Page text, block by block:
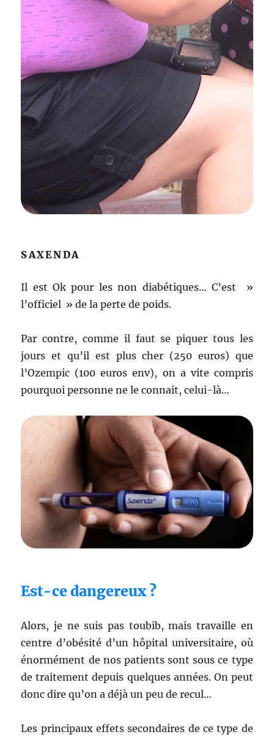
SAXENDA
Il est Ok pour les non diabétiques… C’est »
l’officiel » de la perte de poids.
Par contre, comme il faut se piquer tous les
jours et qu’il est plus cher (250 euros) que
l’Ozempic (100 euros env), on a vite compris
pourquoi personne ne le connait, celui-là…
Est-ce dangereux ?
Alors, je ne suis pas toubib, mais travaille en
centre d’obésité d’un hôpital universitaire, où
énormément de nos patients sont sous ce type
de traitement depuis quelques années. On peut
donc dire qu’on a déjà un peu de recul…
Les principaux effets secondaires de ce type de